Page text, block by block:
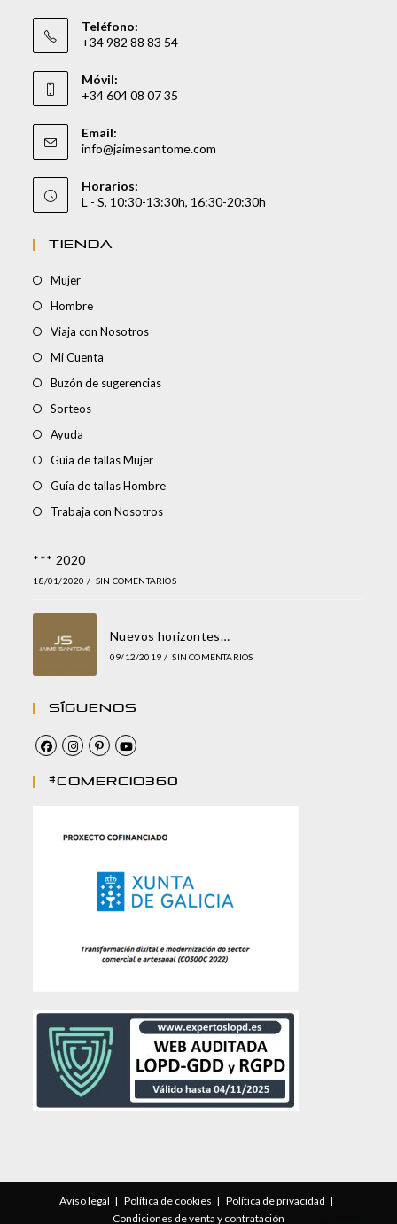
Teléfono:
+34 982 88 83 54
Móvil:
+34 604 08 07 35
Email:
info@jaimesantome.com
Horarios:
L - S, 10:30-13:30h, 16:30-20:30h
TIENDA
Mujer
Hombre
Viaja con Nosotros
Mi Cuenta
Buzón de sugerencias
Sorteos
Ayuda
Guía de tallas Mujer
Guía de tallas Hombre
Trabaja con Nosotros
*** 2020
18/01/2020 / SIN COMENTARIOS
Nuevos horizontes…
09/12/2019 / SIN COMENTARIOS
Síguenos
#comercio360
Aviso legal Política de cookies
Política de privacidad
Condiciones de venta y contratación